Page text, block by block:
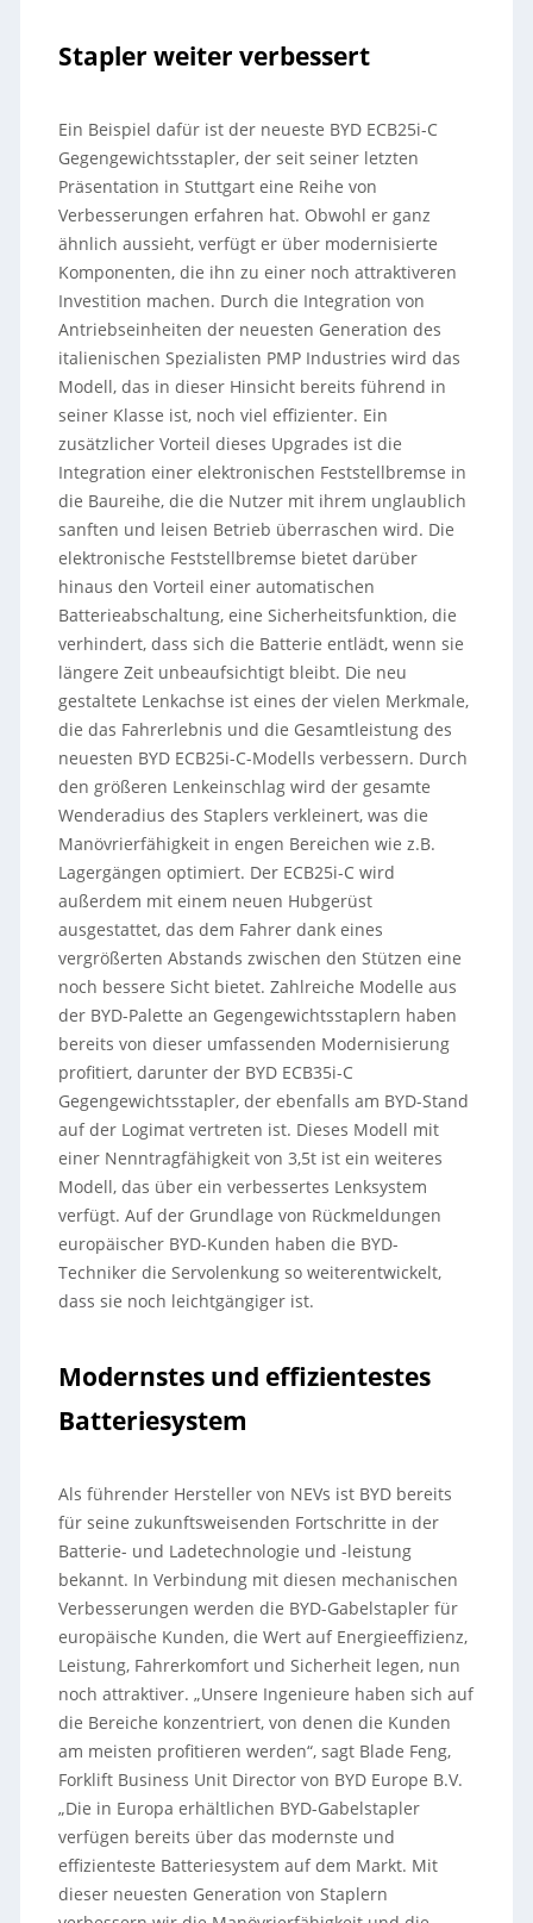
Stapler weiter verbessert
Ein Beispiel dafür ist der neueste BYD ECB25i-C
Gegengewichtsstapler, der seit seiner letzten
Präsentation in Stuttgart eine Reihe von
Verbesserungen erfahren hat. Obwohl er ganz
ähnlich aussieht, verfügt er über modernisierte
Komponenten, die ihn zu einer noch attraktiveren
Investition machen. Durch die Integration von
Antriebseinheiten der neuesten Generation des
italienischen Spezialisten PMP Industries wird das
Modell, das in dieser Hinsicht bereits führend in
seiner Klasse ist, noch viel effizienter. Ein
zusätzlicher Vorteil dieses Upgrades ist die
Integration einer elektronischen Feststellbremse in
die Baureihe, die die Nutzer mit ihrem unglaublich
sanften und leisen Betrieb überraschen wird. Die
elektronische Feststellbremse bietet darüber
hinaus den Vorteil einer automatischen
Batterieabschaltung, eine Sicherheitsfunktion, die
verhindert, dass sich die Batterie entlädt, wenn sie
längere Zeit unbeaufsichtigt bleibt. Die neu
gestaltete Lenkachse ist eines der vielen Merkmale,
die das Fahrerlebnis und die Gesamtleistung des
neuesten BYD ECB25i-C-Modells verbessern. Durch
den größeren Lenkeinschlag wird der gesamte
Wenderadius des Staplers verkleinert, was die
Manövrierfähigkeit in engen Bereichen wie z.B.
Lagergängen optimiert. Der ECB25i-C wird
außerdem mit einem neuen Hubgerüst
ausgestattet, das dem Fahrer dank eines
vergrößerten Abstands zwischen den Stützen eine
noch bessere Sicht bietet. Zahlreiche Modelle aus
der BYD-Palette an Gegengewichtsstaplern haben
bereits von dieser umfassenden Modernisierung
profitiert, darunter der BYD ECB35i-C
Gegengewichtsstapler, der ebenfalls am BYD-Stand
auf der Logimat vertreten ist. Dieses Modell mit
einer Nenntragfähigkeit von 3,5t ist ein weiteres
Modell, das über ein verbessertes Lenksystem
verfügt. Auf der Grundlage von Rückmeldungen
europäischer BYD-Kunden haben die BYD-
Techniker die Servolenkung so weiterentwickelt,
dass sie noch leichtgängiger ist.
Modernstes und effizientestes
Batteriesystem
Als führender Hersteller von NEVs ist BYD bereits
für seine zukunftsweisenden Fortschritte in der
Batterie- und Ladetechnologie und -leistung
bekannt. In Verbindung mit diesen mechanischen
Verbesserungen werden die BYD-Gabelstapler für
europäische Kunden, die Wert auf Energieeffizienz,
Leistung, Fahrerkomfort und Sicherheit legen, nun
noch attraktiver. „Unsere Ingenieure haben sich auf
die Bereiche konzentriert, von denen die Kunden
am meisten profitieren werden“, sagt Blade Feng,
Forklift Business Unit Director von BYD Europe B.V.
„Die in Europa erhältlichen BYD-Gabelstapler
verfügen bereits über das modernste und
effizienteste Batteriesystem auf dem Markt. Mit
dieser neuesten Generation von Staplern